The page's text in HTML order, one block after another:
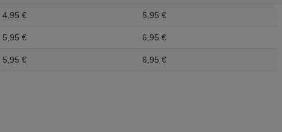
4, 95 € 5, 95 €
5, 95 € 6, 95 €
5, 95 € 6, 95 €